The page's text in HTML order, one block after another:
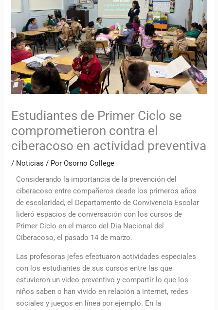
Estudiantes de Primer Ciclo se
comprometieron contra el
ciberacoso en actividad preventiva
/ Noticias / PorOsorno College
Considerando la importancia de la prevención del
ciberacoso entre compañeros desde los primeros años
de escolaridad, el Departamento de Convivencia Escolar
lideró espacios de conversación con los cursos de
Primer Ciclo en el marco del Dia Nacional del
Ciberacoso, el pasado 14 de marzo.
Las profesoras jefes efectuaron actividades especiales
con los estudiantes de sus cursos entre las que
estuvieron un video preventivo y compartir lo que los
niños saben o han vivido en relación a internet, redes
sociales y juegos en línea por ejemplo. En la